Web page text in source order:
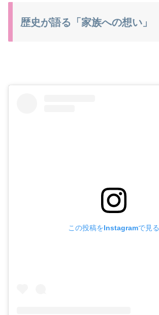
歴史が語る「家族への想い」
この投稿をInstagramで見る